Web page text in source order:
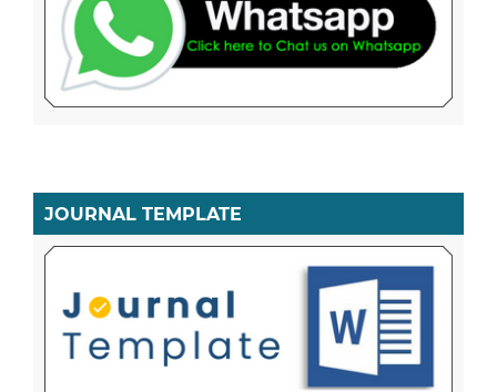
JOURNAL TEMPLATE